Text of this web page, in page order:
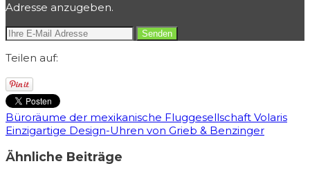
Adresse anzugeben.
Teilen auf:
Büroräume der mexikanische Fluggesellschaft Volaris
Einzigartige Design-Uhren von Grieb & Benzinger
Ähnliche Beiträge